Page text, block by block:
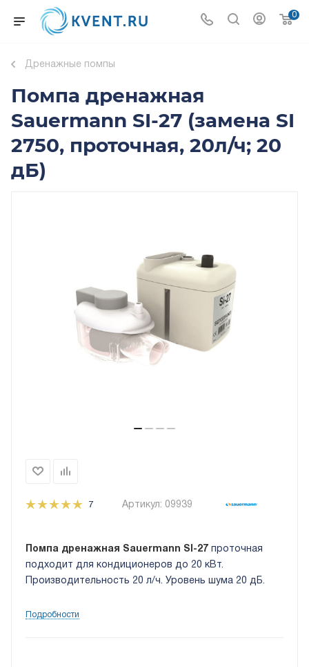
0
Дренажные помпы
Помпа дренажная
Sauermann SI-27 (замена SI
2750, проточная, 20л/ч; 20
дБ)
7 Артикул: 09939
Помпа дренажная Sauermann SI-27 проточная
подходит для кондиционеров до 20 кВт.
Производительность 20 л/ч. Уровень шума 20 дБ.
Подробности